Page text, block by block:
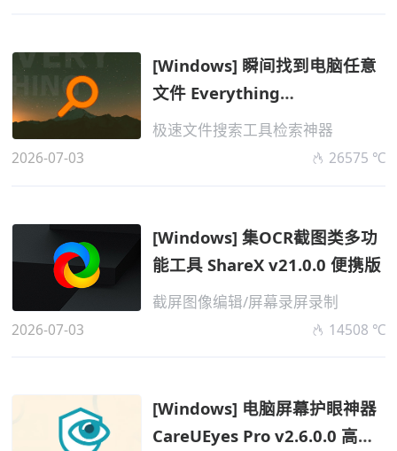
[Windows] 瞬间找到电脑任意
文件 Everything
v1.5.0.1416b 便携版...
极速文件搜索工具检索神器
2026-07-03 26575 ℃
[Windows] 集OCR截图类多功
能工具 ShareX v21.0.0 便携版
截屏图像编辑/屏幕录屏录制
2026-07-03 14508 ℃
[Windows] 电脑屏幕护眼神器
CareUEyes Pro v2.6.0.0 高级